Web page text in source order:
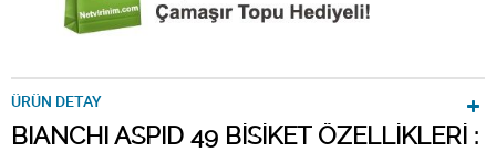
ÜRÜN DETAY
BIANCHI ASPID 49 BİSİKET ÖZELLİKLERİ :